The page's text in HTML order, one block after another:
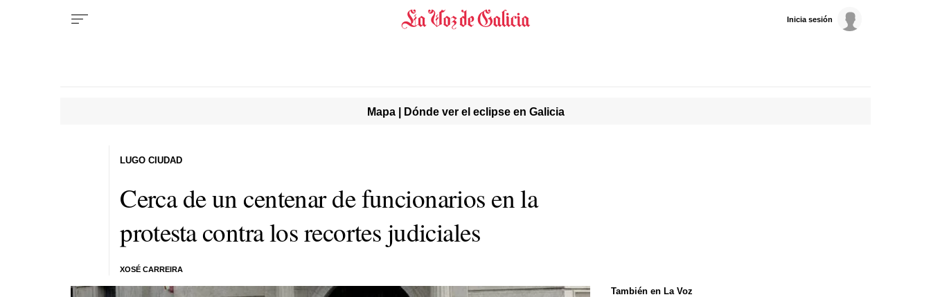
Inicia sesión
Mapa | Dónde ver el eclipse en Galicia
Cerca de un centenar de funcionarios en la
protesta contra los recortes judiciales
XOSÉ CARREIRA
LUGO CIUDAD
También en La Voz